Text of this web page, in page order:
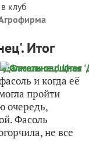
в клуб
Итог
и когда её
пройти
очередь,
Фасоль
не все